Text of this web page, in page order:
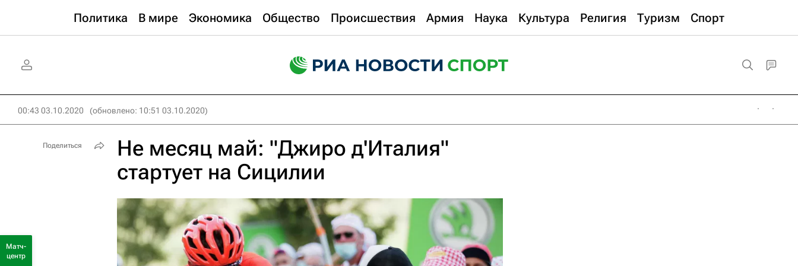
Политика В мире Экономика Общество Происшествия Армия Наука Культура Религия Туризм Спорт
00:43 03.10.2020 (обновлено: 10:51 03.10.2020)
Не месяц май: "Джиро д'Италия"
стартует на Сицилии
Поделиться
Матч-
центр